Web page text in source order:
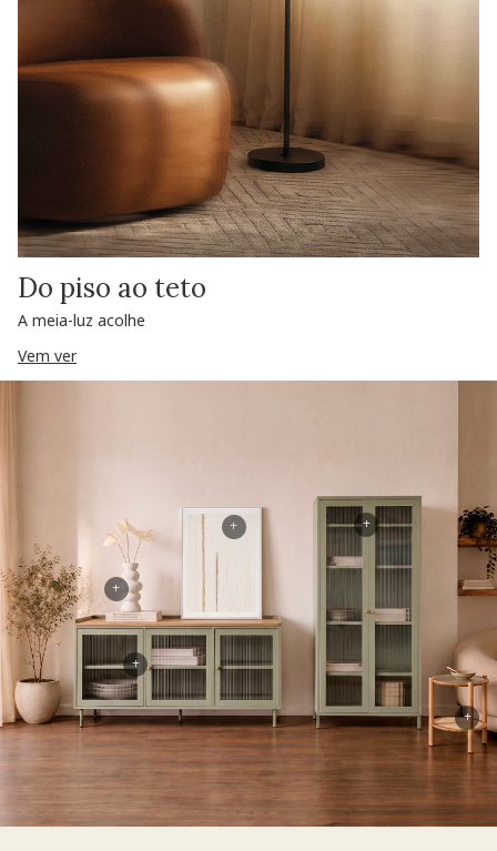
Do piso ao teto
A meia-luz acolhe
Vem ver
+
+
+
+
+